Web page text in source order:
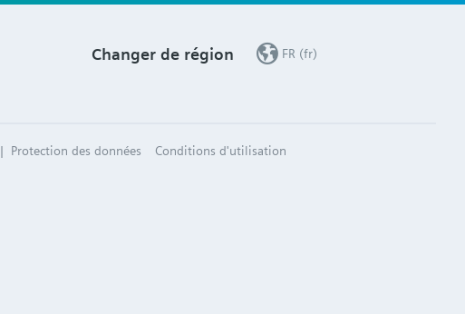
Changer de région FR (fr)
| Protection des données Conditions d'utilisation